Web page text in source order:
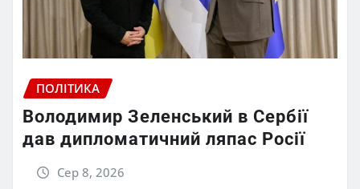
ПОЛІТИКА
Володимир Зеленський в Сербії
дав дипломатичний ляпас Росії
Сер 8, 2026